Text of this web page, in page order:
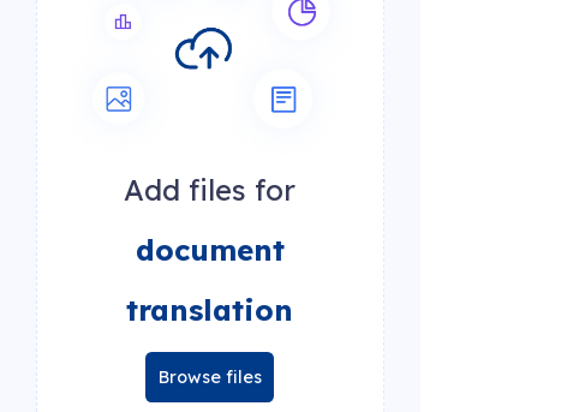
Add files for
document
translation
Browse files